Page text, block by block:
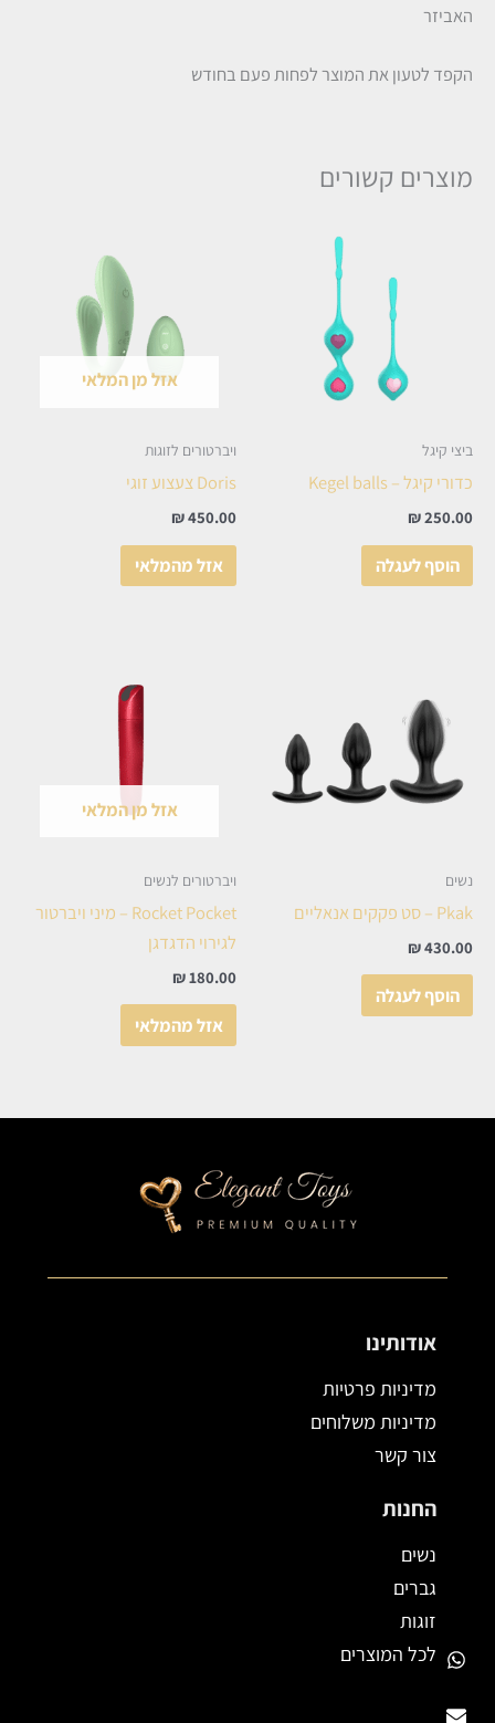
האביזר
הקפד לטעון את המוצר לפחות פעם בחודש
מוצרים קשורים
ביצי קיגל
כדורי קיגל – Kegel balls
₪250.00
הוסף לעגלה
אזל מן המלאי
ויברטורים לזוגות
Doris צעצוע זוגי
₪450.00
אזל מהמלאי
נשים
Pkak – סט פקקים אנאליים
₪430.00
הוסף לעגלה
אזל מן המלאי
ויברטורים לנשים
Rocket Pocket – מיני ויברטור
לגירוי הדגדגן
₪180.00
אזל מהמלאי
אודותינו
מדיניות פרטיות
מדיניות משלוחים
צור קשר
החנות
נשים
גברים
זוגות
לכל המוצרים
Whatsapp
Envelope